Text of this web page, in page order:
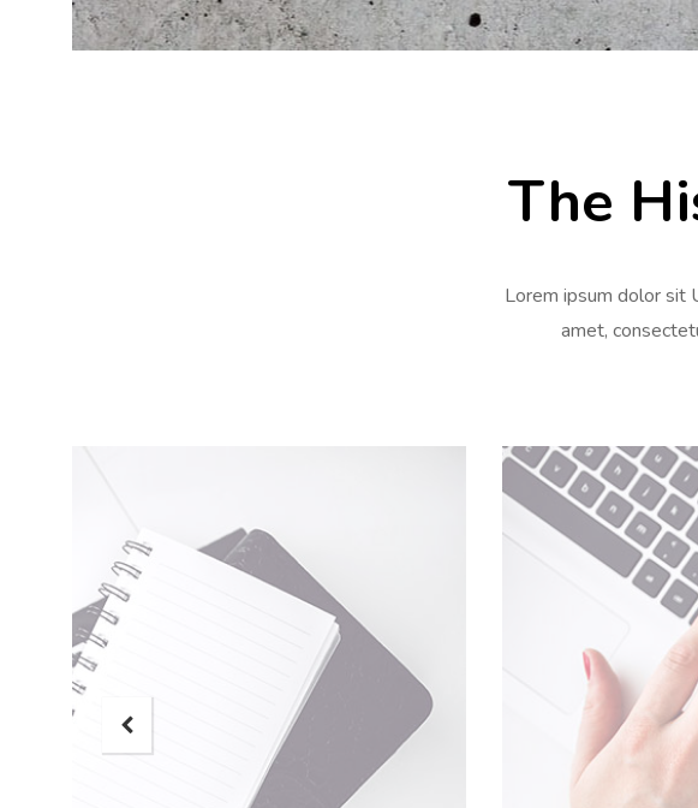
The
Lorem ipsum dolor sit
amet,
"Sed ut perspiciatis
doloremque
inventore veritatis et